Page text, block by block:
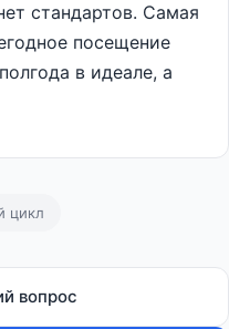
стандартов. Самая
посещение
в идеале, а
цикл
вопрос